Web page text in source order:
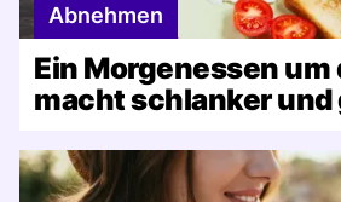
Abnehmen
Ein Morgenessen um
macht schlanker